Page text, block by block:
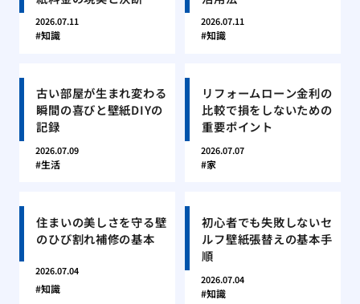
2026.07.11
知識
2026.07.11
知識
古い部屋が生まれ変わる
瞬間の喜びと壁紙DIYの
記録
2026.07.09
生活
リフォームローン金利の
比較で損をしないための
重要ポイント
2026.07.07
家
住まいの美しさを守る壁
のひび割れ補修の基本
2026.07.04
知識
初心者でも失敗しないセ
ルフ壁紙張替えの基本手
順
2026.07.04
知識